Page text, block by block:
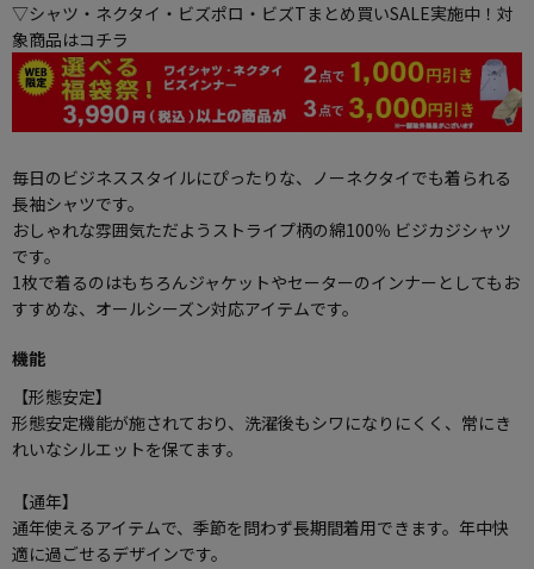
▽シャツ・ネクタイ・ビズポロ・ビズTまとめ買いSALE実施中！対
象商品はコチラ
毎日のビジネススタイルにぴったりな、ノーネクタイでも着られる
長袖シャツです。
おしゃれな雰囲気ただようストライプ柄の綿100％ ビジカジシャツ
です。
1枚で着るのはもちろんジャケットやセーターのインナーとしてもお
すすめな、オールシーズン対応アイテムです。
機能
【形態安定】
形態安定機能が施されており、洗濯後もシワになりにくく、常にき
れいなシルエットを保てます。
【通年】
通年使えるアイテムで、季節を問わず長期間着用できます。年中快
適に過ごせるデザインです。